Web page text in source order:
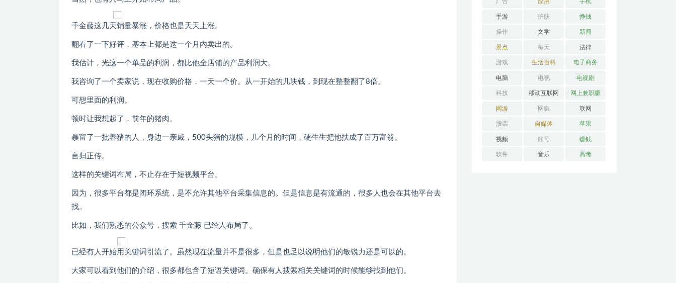
千金藤这几天销量暴涨，价格也是天天上涨。
翻看了一下好评，基本上都是这一个月内卖出的。
我估计，光这一个单品的利润，都比他全店铺的产品利润大。
我咨询了一个卖家说，现在收购价格，一天一个价。从一开始的几块钱，到现在整整翻了8倍。
可想里面的利润。
顿时让我想起了，前年的猪肉。
暴富了一批养猪的人，身边一亲戚，500头猪的规模，几个月的时间，硬生生把他扶成了百万富翁。
言归正传。
这样的关键词布局，不止存在于短视频平台。
因为，很多平台都是闭环系统，是不允许其他平台采集信息的。但是信息是有流通的，很多人也会在其他平台去
找。
比如，我们熟悉的公众号，搜索 千金藤 已经人布局了。
已经有人开始用关键词引流了。虽然现在流量并不是很多，但是也足以说明他们的敏锐力还是可以的。
大家可以看到他们的介绍，很多都包含了短语关键词。确保有人搜索相关关键词的时候能够找到他们。
手游 护肤 挣钱
操作 文学 新闻
景点 每天 法律
游戏 生活百科 电子商务
电脑 电视 电视剧
科技 移动互联网 网上兼职赚
钱
网游 网赚 联网
股票 自媒体 苹果
视频 账号 赚钱
软件 音乐 高考